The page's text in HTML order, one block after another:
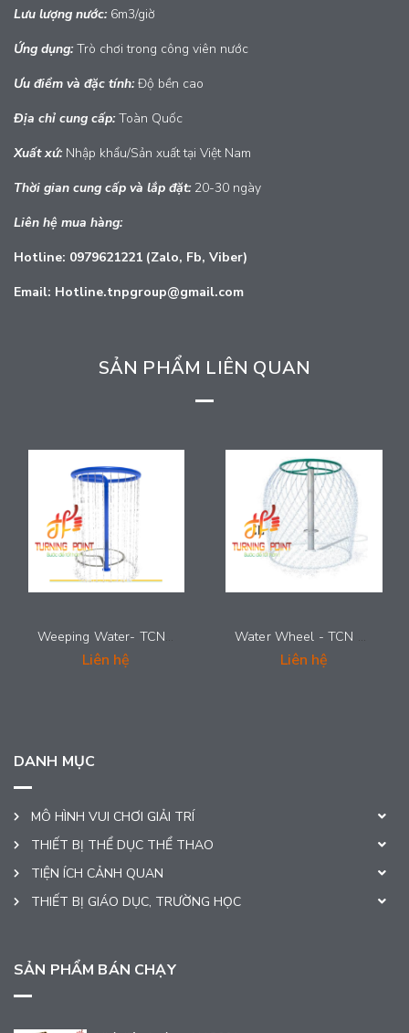
Lưu lượng nước:6m3/giờ
Ứng dụng:Trò chơi trong công viên nước
Ưu điểm và đặc tính:Độ bền cao
Địa chỉ cung cấp:Toàn Quốc
Xuấtxứ:Nhập khẩu/Sản xuất tại Việt Nam
Thời gian cung cấp và lắp đặt:20-30 ngày
Liên hệ mua hàng:
Hotline: 0979621221 (Zalo, Fb, Viber)
Email: Hotline.tnpgroup@gmail.com
SẢN PHẨM LIÊN QUAN
Weeping Water- TCN 0022
Liên hệ
Water Wheel - TCN 0021
Liên hệ
DANH MỤC
MÔ HÌNH VUI CHƠI GIẢI TRÍ
THIẾT BỊ THỂ DỤC THỂ THAO
TIỆN ÍCH CẢNH QUAN
THIẾT BỊ GIÁO DỤC, TRƯỜNG HỌC
SẢN PHẨM BÁN CHẠY